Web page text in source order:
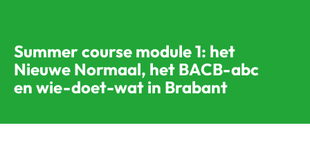
Summer course module 1: het
Nieuwe Normaal, het BACB-abc
en wie-doet-wat in Brabant